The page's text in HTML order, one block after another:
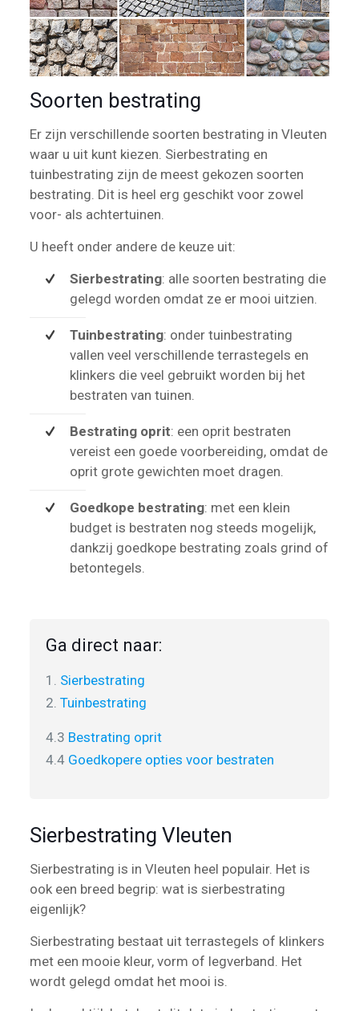
Soorten bestrating
Er zijn verschillende soorten bestrating in Vleuten
waar u uit kunt kiezen. Sierbestrating en
tuinbestrating zijn de meest gekozen soorten
bestrating. Dit is heel erg geschikt voor zowel
voor- als achtertuinen.
U heeft onder andere de keuze uit:
Sierbestrating: alle soorten bestrating die
gelegd worden omdat ze er mooi uitzien.
Tuinbestrating: onder tuinbestrating
vallen veel verschillende terrastegels en
klinkers die veel gebruikt worden bij het
bestraten van tuinen.
Bestrating oprit: een oprit bestraten
vereist een goede voorbereiding, omdat de
oprit grote gewichten moet dragen.
Goedkope bestrating: met een klein
budget is bestraten nog steeds mogelijk,
dankzij goedkope bestrating zoals grind of
betontegels.
Ga direct naar:
1. Sierbestrating
2. Tuinbestrating
4.3 Bestrating oprit
4.4 Goedkopere opties voor bestraten
Sierbestrating Vleuten
Sierbestrating is in Vleuten heel populair. Het is
ook een breed begrip: wat is sierbestrating
eigenlijk?
Sierbestrating bestaat uit terrastegels of klinkers
met een mooie kleur, vorm of legverband. Het
wordt gelegd omdat het mooi is.